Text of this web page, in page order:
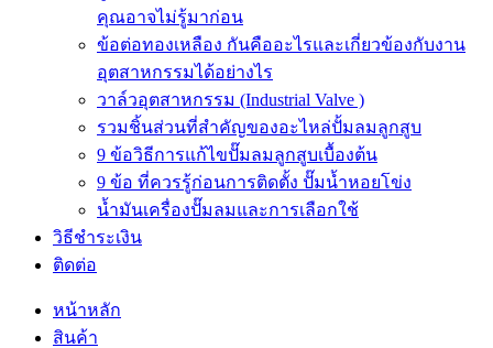
คุณอาจไม่รู้มาก่อน
ข้อต่อทองเหลือง กันคืออะไรและเกี่ยวข้องกับงาน
อุตสาหกรรมได้อย่างไร
วาล์วอุตสาหกรรม (Industrial Valve )
รวมชิ้นส่วนที่สำคัญของอะไหล่ปั้มลมลูกสูบ
9 ข้อวิธีการแก้ไขปั๊มลมลูกสูบเบื้องต้น
9 ข้อ ที่ควรรู้ก่อนการติดตั้ง ปั๊มน้ำหอยโข่ง
น้ำมันเครื่องปั๊มลมและการเลือกใช้
วิธีชำระเงิน
ติดต่อ
หน้าหลัก
สินค้า